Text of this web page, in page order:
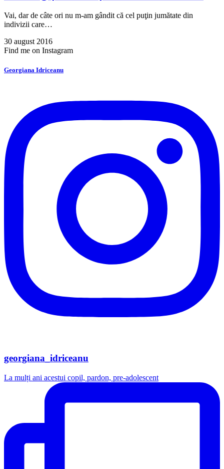
Vai, dar de câte ori nu m-am gândit că cel puţin jumătate din
indivizii care…
30 august 2016
Find me on Instagram
Georgiana Idriceanu
georgiana_idriceanu
La mulți ani acestui copil, pardon, pre-adolescent